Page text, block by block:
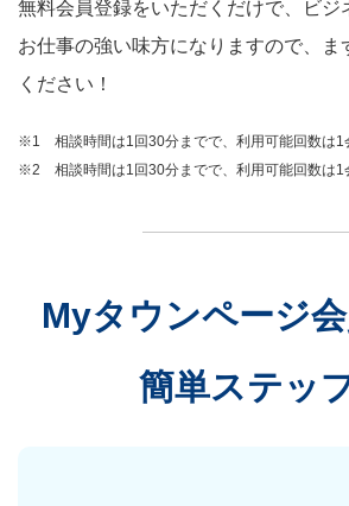
無料会員登録をいただくだけで、ビジ
お仕事の強い味方になりますので、ま
ください！
※1 相談時間は1回30分までで、利用可能回数は1
※2 相談時間は1回30分までで、利用可能回数は1
Myタウンページ
簡単ステッ